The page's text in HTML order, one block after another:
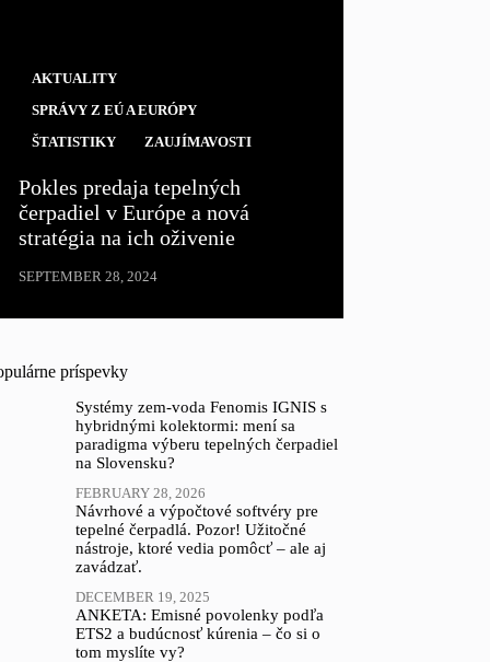
AKTUALITY
SPRÁVY Z EÚ A EURÓPY
ŠTATISTIKY
ZAUJÍMAVOSTI
Pokles predaja tepelných
čerpadiel v Európe a nová
stratégia na ich oživenie
SEPTEMBER 28, 2024
príspevky
Systémy zem-voda Fenomis IGNIS s
hybridnými kolektormi: mení sa
paradigma výberu tepelných čerpadiel
na Slovensku?
FEBRUARY 28, 2026
Návrhové a výpočtové softvéry pre
tepelné čerpadlá. Pozor! Užitočné
nástroje, ktoré vedia pomôcť – ale aj
zavádzať.
DECEMBER 19, 2025
ANKETA: Emisné povolenky podľa
ETS2 a budúcnosť kúrenia – čo si o
tom myslíte vy?